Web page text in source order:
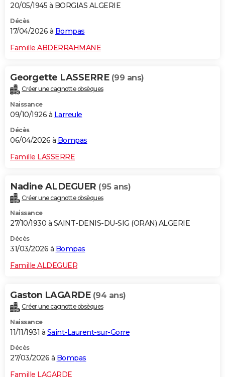
20/05/1945 à BORGIAS ALGERIE
Décès
17/04/2026 à Bompas
Famille ABDERRAHMANE
Georgette LASSERRE (99 ans)
Créer une cagnotte obsèques
Naissance
09/10/1926 à Larreule
Décès
06/04/2026 à Bompas
Famille LASSERRE
Nadine ALDEGUER (95 ans)
Créer une cagnotte obsèques
Naissance
27/10/1930 à SAINT-DENIS-DU-SIG (ORAN) ALGERIE
Décès
31/03/2026 à Bompas
Famille ALDEGUER
Gaston LAGARDE (94 ans)
Créer une cagnotte obsèques
Naissance
11/11/1931 à Saint-Laurent-sur-Gorre
Décès
27/03/2026 à Bompas
Famille LAGARDE